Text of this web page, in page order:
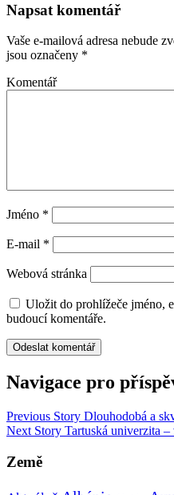
Napsat komentář
Vaše e-mailová adresa nebude
jsou označeny *
Komentář
Jméno *
E-mail *
Webová stránka
Uložit do prohlížeče jméno,
budoucí komentáře.
Navigace pro
Previous Story Dlouhodobá a
Next Story Tartuská univerzita –
Země